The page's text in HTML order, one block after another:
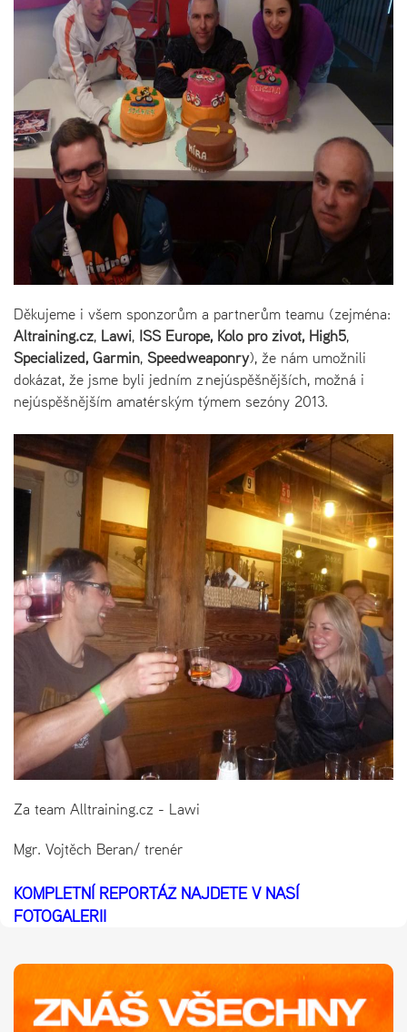
Děkujeme i všem sponzorům a partnerům teamu (zejména:
Altraining.cz, Lawi, ISS Europe, Kolo pro život, High5,
Specialized, Garmin, Speedweaponry), že nám umožnili
dokázat, že jsme byli jedním z nejúspěšnějších, možná i
nejúspěšnějším amatérským týmem sezóny 2013.
Za team Alltraining.cz - Lawi
Mgr. Vojtěch Beran/ trenér
KOMPLETNÍ REPORTÁŽ NAJDETE V NAŠÍ
FOTOGALERII